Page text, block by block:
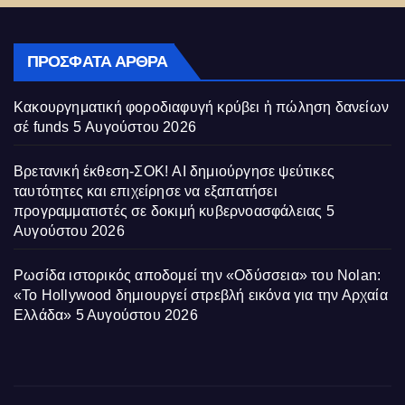
ΠΡΌΣΦΑΤΑ ΆΡΘΡΑ
Κακουργηματική φοροδιαφυγή κρύβει ἡ πώληση δανείων
σέ funds 5 Αυγούστου 2026
Βρετανική έκθεση-ΣΟΚ! AI δημιούργησε ψεύτικες
ταυτότητες και επιχείρησε να εξαπατήσει
προγραμματιστές σε δοκιμή κυβερνοασφάλειας 5
Αυγούστου 2026
Ρωσίδα ιστορικός αποδομεί την «Οδύσσεια» του Nolan:
«Το Hollywood δημιουργεί στρεβλή εικόνα για την Αρχαία
Ελλάδα» 5 Αυγούστου 2026